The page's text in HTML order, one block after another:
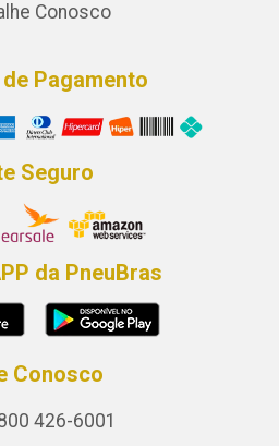
Conosco
Pagamento
Seguro
da PneuBras
Conosco
426-6001